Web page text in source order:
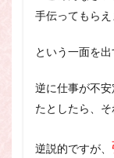
手伝ってもらえ
という一面を
逆に仕事が不
たとしたら、
逆説的ですが、